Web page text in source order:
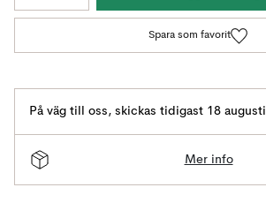
Spara som favorit
På väg till oss, skickas tidigast 18 augusti
Mer info